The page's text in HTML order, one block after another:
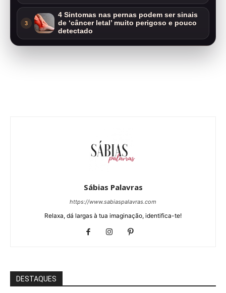
3
4 Sintomas nas pernas podem ser sinais
de ‘câncer letal’ muito perigoso e pouco
detectado
Sábias Palavras
https://www.sabiaspalavras.com
Relaxa, dá largas à tua imaginação, identifica-te!
DESTAQUES